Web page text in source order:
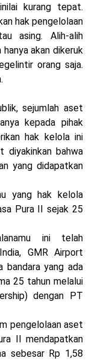
kurang tepat.
hak pengelolaan
asing. Alih-alih
akan dikeruk
orang saja.
sejumlah aset
kepada pihak
hak kelola ini
diyakinkan bahwa
yang didapatkan
yang hak kelola
Pura II sejak 25
ini telah
GMR Airport
bandara yang ada
25 tahun melalui
dengan PT
pengelolaan aset
II mendapatkan
sebesar Rp 1,58